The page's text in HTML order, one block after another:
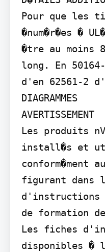
Pour que les
�num�r�es �
�tre au moins
long. En
d'en 62561-2
DIAGRAMMES
AVERTISSEMENT
Les produits
install�s et
conform�ment
figurant dans
d'instructions
de formation
Les fiches
disponibles �